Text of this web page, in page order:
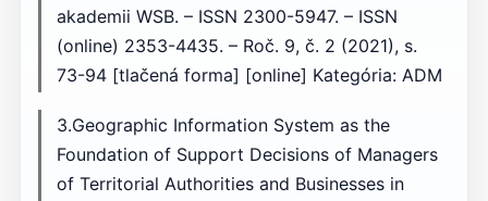
akademii WSB. – ISSN 2300-5947. – ISSN
(online) 2353-4435. – Roč. 9, č. 2 (2021), s.
73-94 [tlačená forma] [online] Kategória: ADM
3.Geographic Information System as the
Foundation of Support Decisions of Managers
of Territorial Authorities and Businesses in